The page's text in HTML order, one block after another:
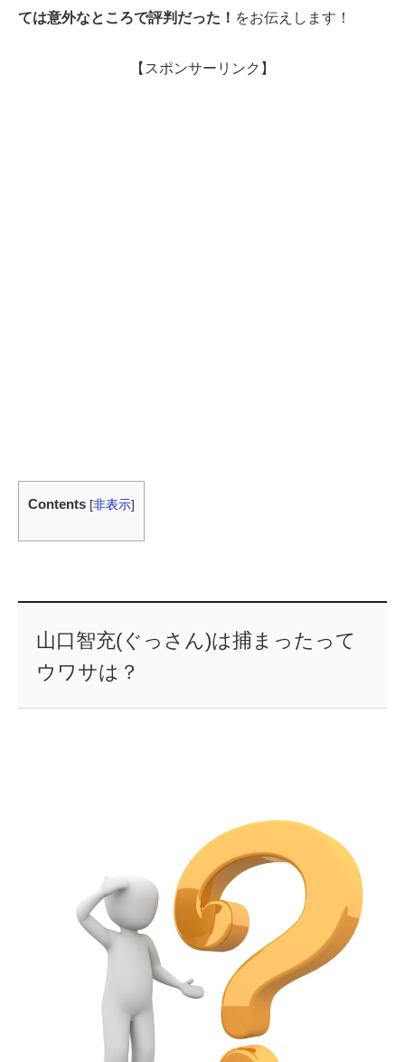
ては意外なところで評判だった！ をお伝えします！
【スポンサーリンク】
Contents [非表示]
山口智充(ぐっさん)は捕まったって
ウワサは？